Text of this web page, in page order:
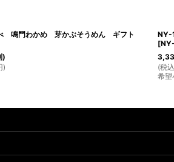
鳴門わかめ 芽かぶそうめん ギフト
)
)
NY-
[
(税込
希望